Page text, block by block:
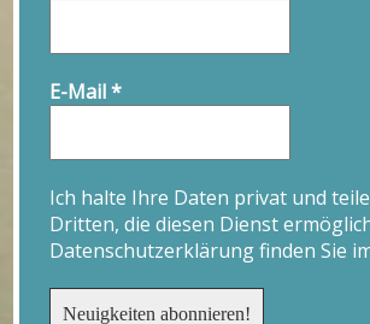
E-Mail*
Ich halte Ihre Daten privat und
Dritten, die diesen Dienst
Datenschutzerklärung finden Sie